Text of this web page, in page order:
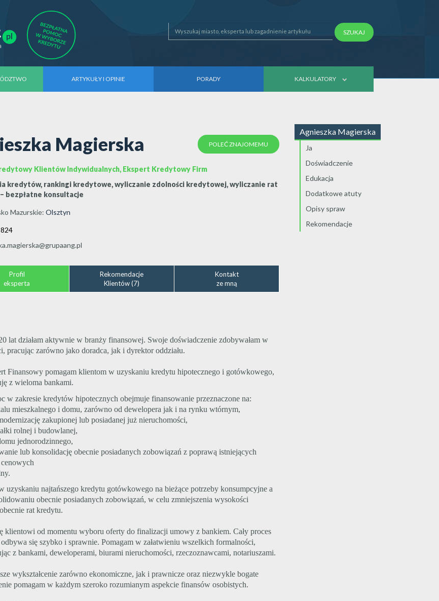
SZUKAJ
ARTYKUŁY I OPINIE PORADY KALKULATORY
Magierska POLEĆ ZNAJOMEMU
Klientów Indywidualnych, Ekspert Kredytowy Firm
kredytów, rankingi kredytowe, wyliczanie zdolności kredytowej, wyliczanie rat
bezpłatne konsultacje
Mazurskie: Olsztyn
Profil
eksperta
Rekomendacje
Klientów (7)
Kontakt
ze mną
Agnieszka Magierska
Ja
Doświadczenie
Edukacja
Dodatkowe atuty
Opisy spraw
Rekomendacje
lat działam aktywnie w branży finansowej. Swoje doświadczenie zdobywałam w
pracując zarówno jako doradca, jak i dyrektor oddziału.
Finansowy pomagam klientom w uzyskaniu kredytu hipotecznego i gotówkowego,
z wieloma bankami.
w zakresie kredytów hipotecznych obejmuje finansowanie przeznaczone na:
mieszkalnego i domu, zarówno od dewelopera jak i na rynku wtórnym,
zakupionej lub posiadanej już nieruchomości,
rolnej i budowlanej,
jednorodzinnego,
lub konsolidację obecnie posiadanych zobowiązań z poprawą istniejących
uzyskaniu najtańszego kredytu gotówkowego na bieżące potrzeby konsumpcyjne a
obecnie posiadanych zobowiązań, w celu zmniejszenia wysokości
rat kredytu.
klientowi od momentu wyboru oferty do finalizacji umowy z bankiem. Cały proces
się szybko i sprawnie. Pomagam w załatwieniu wszelkich formalności,
z bankami, deweloperami, biurami nieruchomości, rzeczoznawcami, notariuszami.
wykształcenie zarówno ekonomiczne, jak i prawnicze oraz niezwykle bogate
pomagam w każdym szeroko rozumianym aspekcie finansów osobistych.